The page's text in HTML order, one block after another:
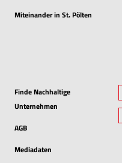
Miteinander in St. Pölten
Finde Nachhaltige
Unternehmen
AGB
Mediadaten